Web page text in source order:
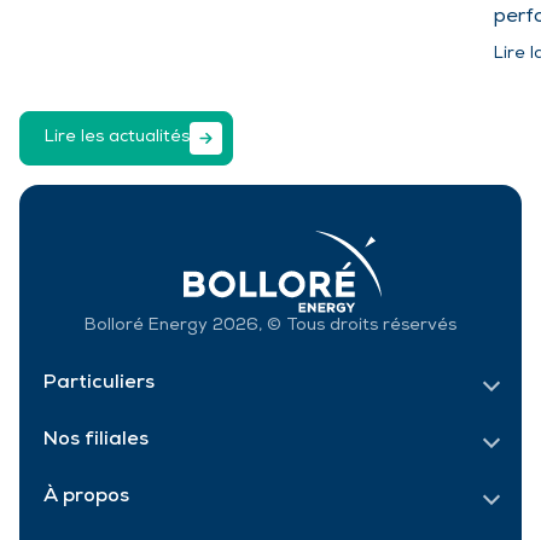
Lire
Lire les actualités
Particuliers
Nos filiales
À propos
Bolloré Energy 2026, © Tous droits réservés